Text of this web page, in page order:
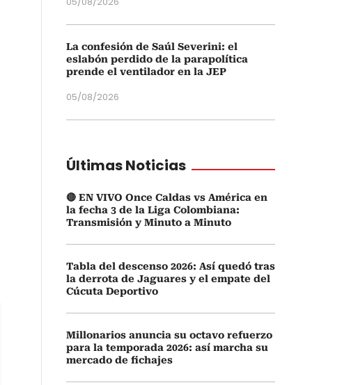
La confesión de Saúl Severini: el
eslabón perdido de la parapolítica
prende el ventilador en la JEP
05/08/2026
Últimas Noticias
🔴 EN VIVO Once Caldas vs América en
la fecha 3 de la Liga Colombiana:
Transmisión y Minuto a Minuto
Tabla del descenso 2026: Así quedó tras
la derrota de Jaguares y el empate del
Cúcuta Deportivo
Millonarios anuncia su octavo refuerzo
para la temporada 2026: así marcha su
mercado de fichajes